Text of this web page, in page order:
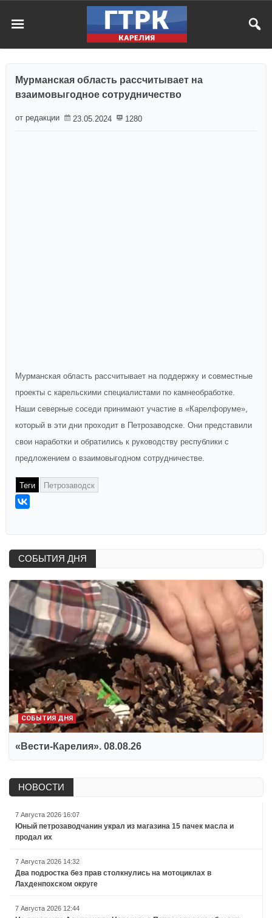
Мурманская область рассчитывает на
взаимовыгодное сотрудничество
от редакции 23.05.2024 1280
Мурманская область рассчитывает на поддержку и совместные
проекты с карельскими специалистами по камнеобработке.
Наши северные соседи принимают участие в «Карелфоруме»,
который в эти дни проходит в Петрозаводске. Они представили
свои наработки и обратились к руководству республики с
предложением о взаимовыгодном сотрудничестве.
Теги Петрозаводск
СОБЫТИЯ ДНЯ
СОБЫТИЯ ДНЯ
«Вести-Карелия». 08.08.26
НОВОСТИ
7 Августа 2026 16:07
Юный петрозаводчанин украл из магазина 15 пачек масла и
продал их
7 Августа 2026 14:32
Два подростка без прав столкнулись на мотоциклах в
Лахденпохском округе
7 Августа 2026 12:44